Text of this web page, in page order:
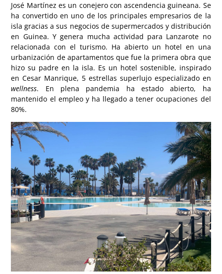
José Martínez es un conejero con ascendencia guineana. Se
ha convertido en uno de los principales empresarios de la
isla gracias a sus negocios de supermercados y distribución
en Guinea. Y genera mucha actividad para Lanzarote no
relacionada con el turismo. Ha abierto un hotel en una
urbanización de apartamentos que fue la primera obra que
hizo su padre en la isla. Es un hotel sostenible, inspirado
en Cesar Manrique, 5 estrellas superlujo especializado en
wellness. En plena pandemia ha estado abierto, ha
mantenido el empleo y ha llegado a tener ocupaciones del
80%.